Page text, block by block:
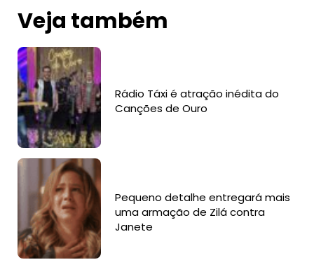
Veja também
Rádio Táxi é atração inédita do
Canções de Ouro
Pequeno detalhe entregará mais
uma armação de Zilá contra
Janete